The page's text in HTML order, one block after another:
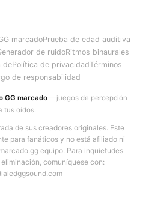
marcadoPrueba de edad auditiva
de ruidoRitmos binaurales
dePolítica de privacidadTérminos
de responsabilidad
GG marcado—juegos de percepción
tus oídos.
de sus creadores originales. Este
para fanáticos y no está afiliado ni
marcado.gg equipo. Para inquietudes
comuníquese con: